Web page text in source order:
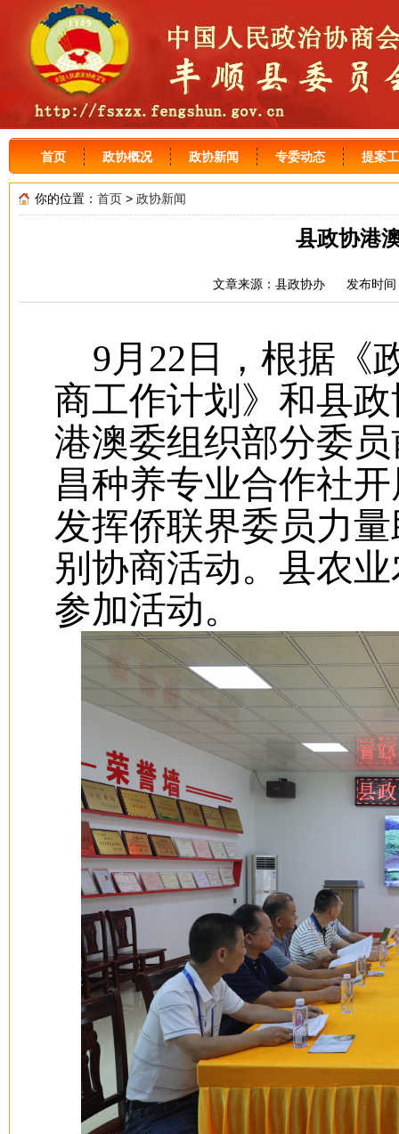
首页 政协概况 政协新闻 专委动态 提案
你的位置： 首页 > 政协新闻
县政协港
文章来源：县政协办 发布
9月22日，根据《
商工作计划》和县
港澳委组织部分委
昌种养专业合作社
发挥侨联界委员力
别协商活动。县农
参加活动。